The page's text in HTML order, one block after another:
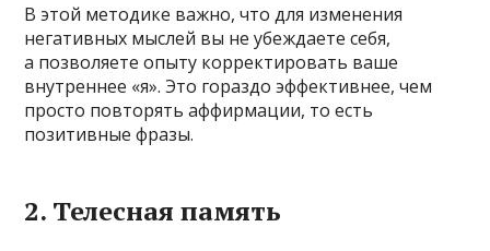
В этой методике важно, что для изменения
негативных мыслей вы не убеждаете себя,
а позволяете опыту корректировать ваше
внутреннее «я». Это гораздо эффективнее, чем
просто повторять аффирмации, то есть
позитивные фразы.
2. Телесная память